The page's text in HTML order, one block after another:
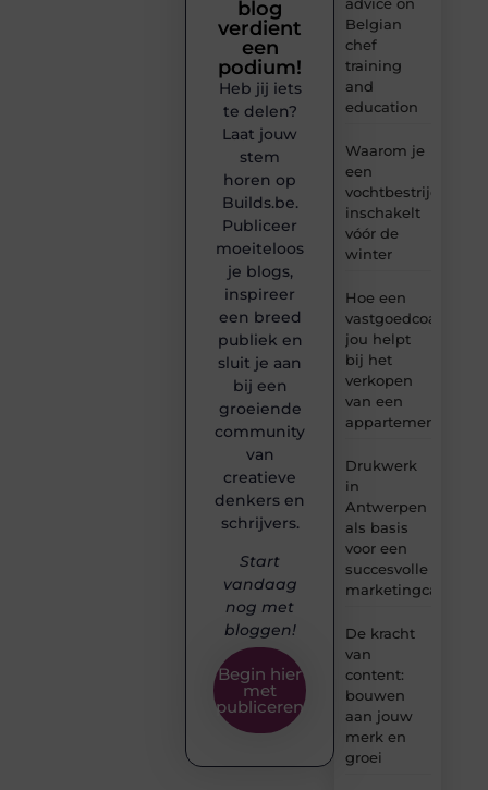
Belgian
chef
training
and
education
Waarom je
een
inschakelt
vóór de
winter
Hoe een
vastgoedcoach
jou helpt
bij het
verkopen
van een
appartement
Drukwerk
in
Antwerpen
als basis
voor een
succesvolle
De kracht
van
content:
bouwen
aan jouw
merk en
groei
blog
verdient
een
podium!
Heb jij iets
te delen?
Laat jouw
stem
horen op
Builds.be.
Publiceer
moeiteloos
je blogs,
inspireer
een breed
publiek en
sluit je aan
bij een
groeiende
community
van
creatieve
denkers en
schrijvers.
Start
vandaag
nog met
bloggen!
Begin hier
met
publiceren